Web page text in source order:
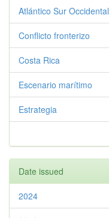
Atlántico Sur Occidental
Conflicto fronterizo
Costa Rica
Escenario marítimo
Estrategia
Date issued
2024